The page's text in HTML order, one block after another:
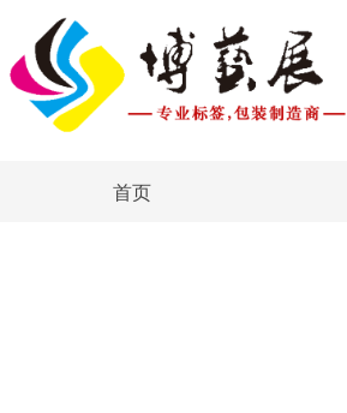
首页